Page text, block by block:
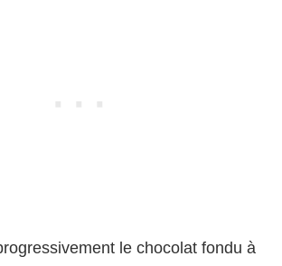
le chocolat fondu à